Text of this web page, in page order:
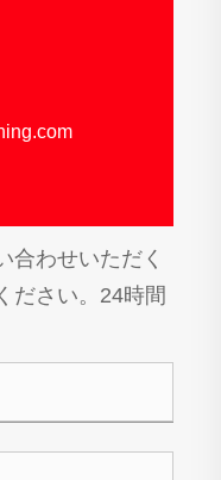
合わせいただく
ださい。24時間